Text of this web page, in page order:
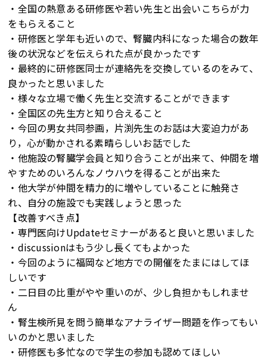
・全国の熱意ある研修医や若い先生と出会いこちらが力
をもらえること
・研修医と学年も近いので、腎臓内科になった場合の数年
後の状況などを伝えられた点が良かったです
・最終的に研修医同士が連絡先を交換しているのをみて、
良かったと思いました
・様々な立場で働く先生と交流することができます
・全国区の先生方と知り合えること
・今回の男女共同参画，片渕先生のお話は大変迫力があ
り，心が動かされる素晴らしいお話でした
・他施設の腎臓学会員と知り合うことが出来て、仲間を増
やすためのいろんなノウハウを得ることが出来た
・他大学が仲間を精力的に増やしていることに触発さ
れ、自分の施設でも実践しょうと思った
【改善すべき点】
・専門医向けUpdateセミナーがあると良いと思いました
・discussionはもう少し長くてもよかった
・今回のように福岡など地方での開催をたまにはしてほ
しいです
・二日目の比重がやや重いのが、少し負担かもしれませ
ん
・腎生検所見を問う簡単なアナライザー問題を作ってもい
いのかと思いました
・研修医も多忙なので学生の参加も認めてほしい